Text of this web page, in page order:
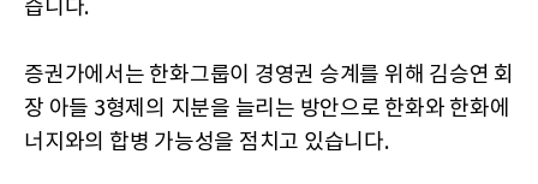
습니다.
증권가에서는 한화그룹이 경영권 승계를 위해 김승연 회
장 아들 3형제의 지분을 늘리는 방안으로 한화와 한화에
너지와의 합병 가능성을 점치고 있습니다.